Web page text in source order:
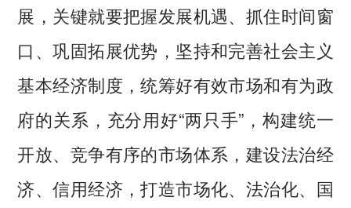
展，关键就要把握发展机遇、抓住时间窗
口、巩固拓展优势，坚持和完善社会主义
基本经济制度，统筹好有效市场和有为政
府的关系，充分用好“两只手”，构建统一
开放、竞争有序的市场体系，建设法治经
济、信用经济，打造市场化、法治化、国